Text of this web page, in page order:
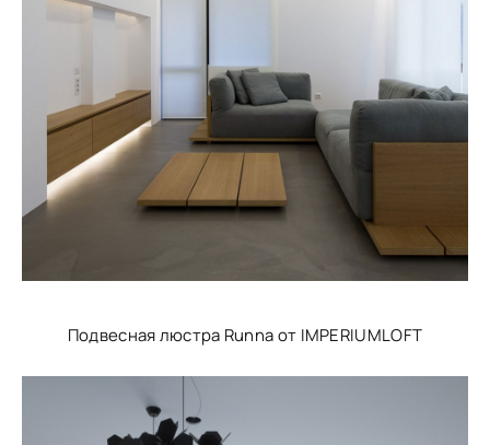
Подвесная люстра Runna от IMPERIUMLOFT